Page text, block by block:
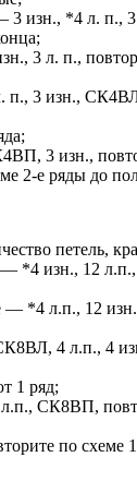
3 изн., *4 л. п., 3
3 л. п.,
п., 3 изн.,
3 изн.,
2-е ряды до
петель,
*4 изн., 12 л.п.,
— *4 л.п., 12
4 л.п., 4
1 ряд;
СК8ВП,
по схеме